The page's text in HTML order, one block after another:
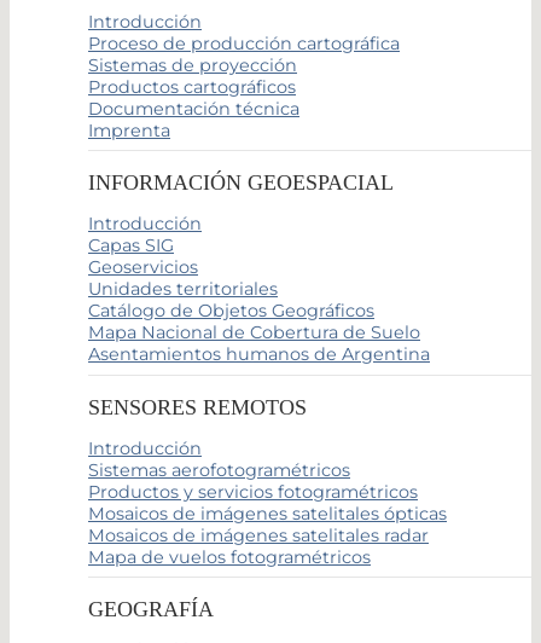
Introducción
Proceso de producción cartográfica
Sistemas de proyección
Productos cartográficos
Documentación técnica
Imprenta
INFORMACIÓN GEOESPACIAL
Introducción
Capas SIG
Geoservicios
Unidades territoriales
Catálogo de Objetos Geográficos
Mapa Nacional de Cobertura de Suelo
Asentamientos humanos de Argentina
SENSORES REMOTOS
Introducción
Sistemas aerofotogramétricos
Productos y servicios fotogramétricos
Mosaicos de imágenes satelitales ópticas
Mosaicos de imágenes satelitales radar
Mapa de vuelos fotogramétricos
GEOGRAFÍA